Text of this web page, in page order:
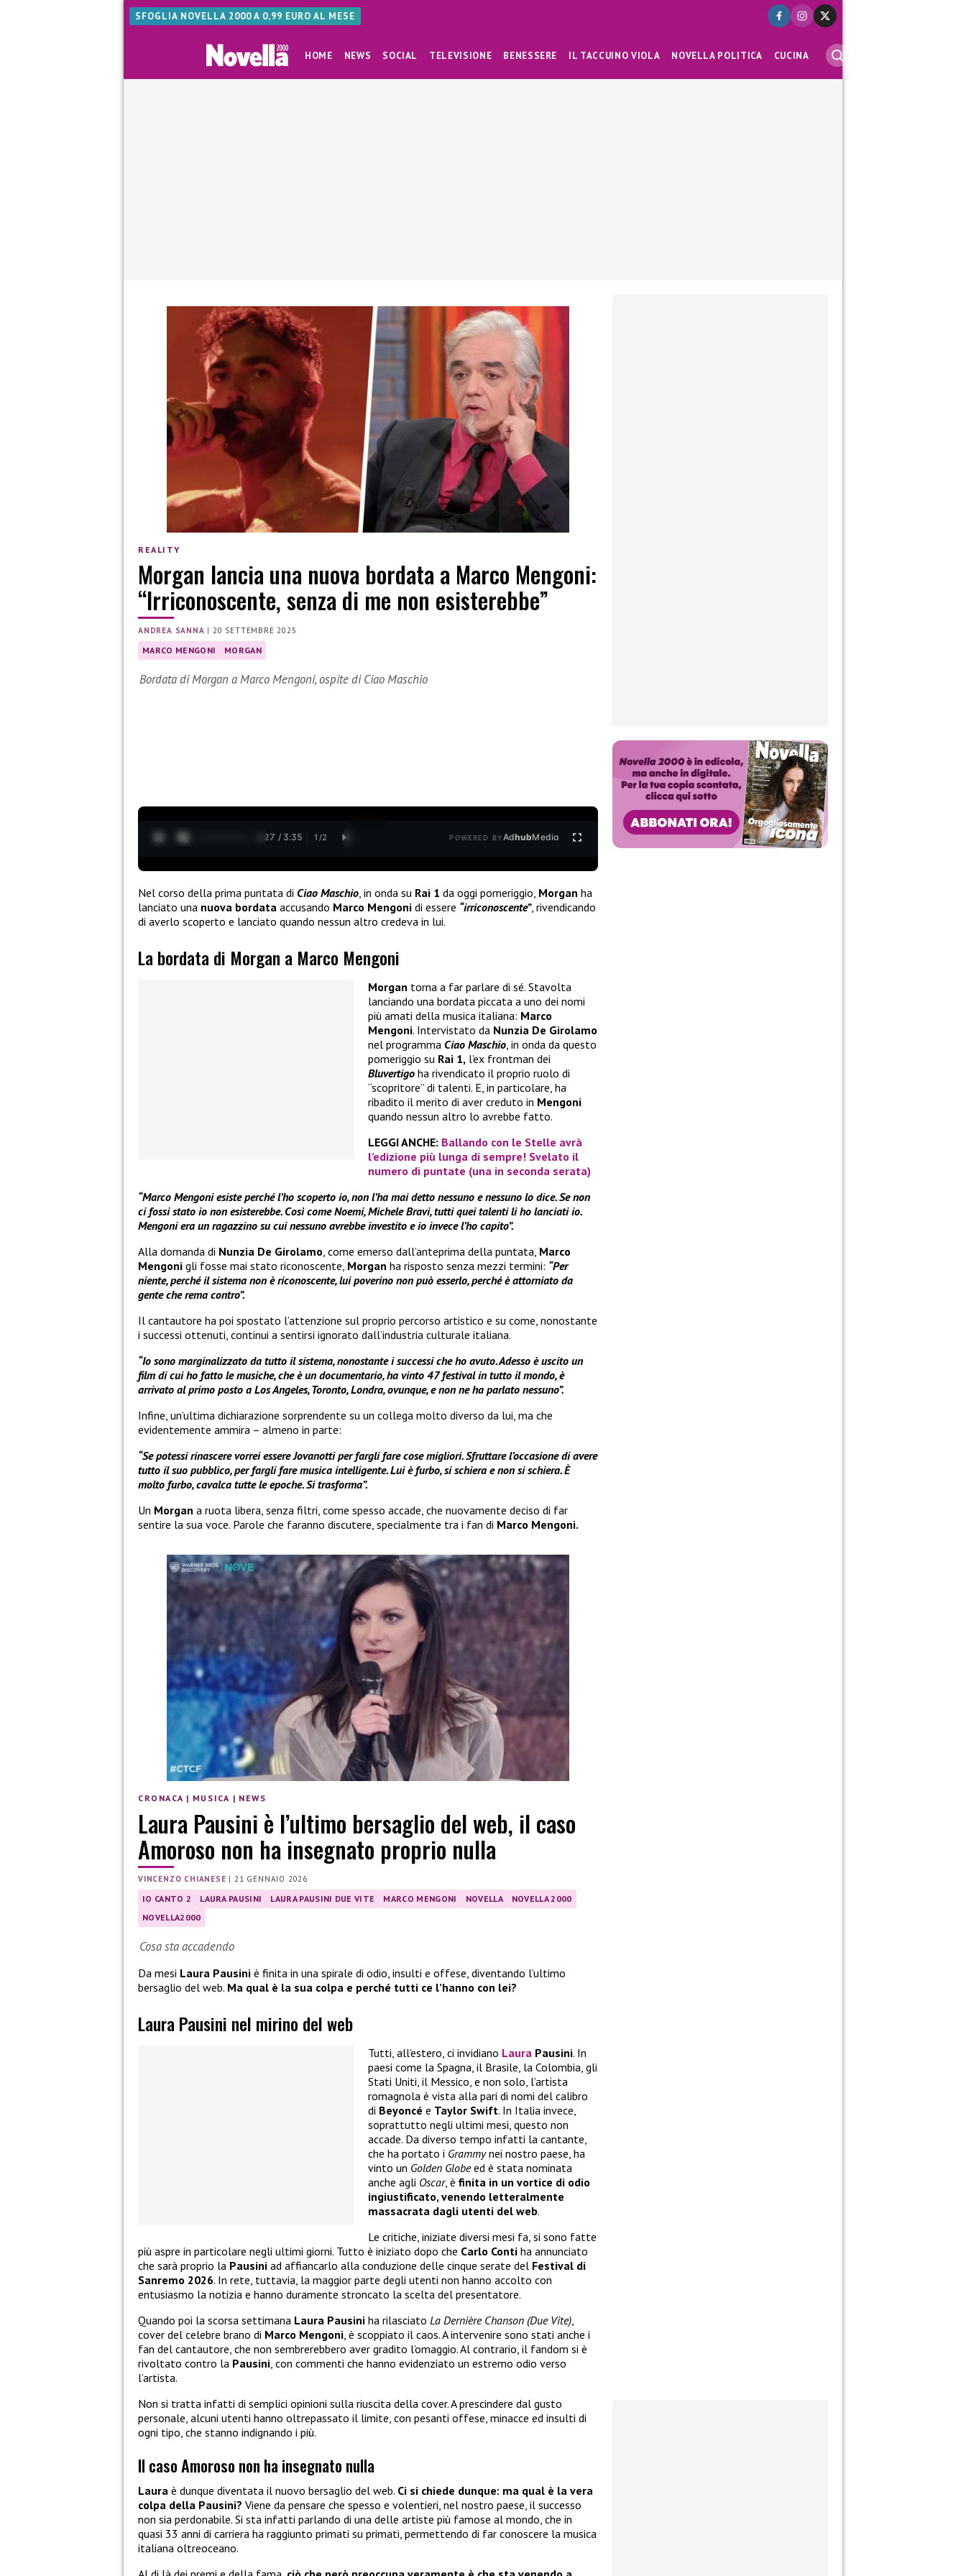
SFOGLIA NOVELLA 2000 A 0,99 EURO AL MESE
HOME NEWS SOCIAL TELEVISIONE BENESSERE IL TACCUINO VIOLA NOVELLA POLITICA CUCINA
REALITY
Morgan lancia una nuova bordata a Marco Mengoni:
“Irriconoscente, senza di me non esisterebbe”
ANDREA SANNA |20 SETTEMBRE 2025
MARCO MENGONI MORGAN
Bordata di Morgan a Marco Mengoni, ospite di Ciao Maschio
0:28 / 3:35 1 /2 POWERED BYAdhubMedia
Nel corso della prima puntata di Ciao Maschio , in onda su Rai 1 da oggi pomeriggio, Morgan ha
lanciato una nuova bordata accusando Marco Mengoni di essere “irriconoscente”, rivendicando
di averlo scoperto e lanciato quando nessun altro credeva in lui.
La bordata di Morgan a Marco Mengoni
Morgan torna a far parlare di sé. Stavolta
lanciando una bordata piccata a uno dei nomi
più amati della musica italiana: Marco
Mengoni. Intervistato da Nunzia De Girolamo
nel programma Ciao Maschio, in onda da questo
pomeriggio su Rai 1, l’ex frontman dei
Bluvertigo ha rivendicato il proprio ruolo di
“scopritore” di talenti. E, in particolare, ha
ribadito il merito di aver creduto in Mengoni
quando nessun altro lo avrebbe fatto.
LEGGI ANCHE: Ballando con le Stelle avrà
l’edizione più lunga di sempre! Svelato il
numero di puntate (una in seconda serata)
“Marco Mengoni esiste perché l’ho scoperto io, non l’ha mai detto nessuno e nessuno lo dice. Se non
ci fossi stato io non esisterebbe. Così come Noemi, Michele Bravi, tutti quei talenti li ho lanciati io.
Mengoni era un ragazzino su cui nessuno avrebbe investito e io invece l’ho capito”.
Alla domanda di Nunzia De Girolamo, come emerso dall’anteprima della puntata, Marco
Mengoni gli fosse mai stato riconoscente, Morgan ha risposto senza mezzi termini: “Per
niente, perché il sistema non è riconoscente, lui poverino non può esserlo, perché è attorniato da
gente che rema contro”.
Il cantautore ha poi spostato l’attenzione sul proprio percorso artistico e su come, nonostante
i successi ottenuti, continui a sentirsi ignorato dall’industria culturale italiana.
“Io sono marginalizzato da tutto il sistema, nonostante i successi che ho avuto. Adesso è uscito un
film di cui ho fatto le musiche, che è un documentario, ha vinto 47 festival in tutto il mondo, è
arrivato al primo posto a Los Angeles, Toronto, Londra, ovunque, e non ne ha parlato nessuno”.
Infine, un’ultima dichiarazione sorprendente su un collega molto diverso da lui, ma che
evidentemente ammira – almeno in parte:
“Se potessi rinascere vorrei essere Jovanotti per fargli fare cose migliori. Sfruttare l’occasione di avere
tutto il suo pubblico, per fargli fare musica intelligente. Lui è furbo, si schiera e non si schiera. È
molto furbo, cavalca tutte le epoche. Si trasforma”.
Un Morgan a ruota libera, senza filtri, come spesso accade, che nuovamente deciso di far
sentire la sua voce. Parole che faranno discutere, specialmente tra i fan di Marco Mengoni.
CRONACA | MUSICA | NEWS
Laura Pausini è l’ultimo bersaglio del web, il caso
Amoroso non ha insegnato proprio nulla
VINCENZO CHIANESE |21 GENNAIO 2026
IO CANTO 2 LAURA PAUSINI LAURA PAUSINI DUE VITE MARCO MENGONI NOVELLA
NOVELLA 2000
NOVELLA2000
Cosa sta accadendo
Da mesi Laura Pausini è finita in una spirale di odio, insulti e offese, diventando l’ultimo
bersaglio del web. Ma qual è la sua colpa e perché tutti ce l’hanno con lei?
Laura Pausini nel mirino del web
Tutti, all’estero, ci invidiano Laura Pausini. In
paesi come la Spagna, il Brasile, la Colombia, gli
Stati Uniti, il Messico, e non solo, l’artista
romagnola è vista alla pari di nomi del calibro
di Beyoncé e Taylor Swift. In Italia invece,
soprattutto negli ultimi mesi, questo non
accade. Da diverso tempo infatti la cantante,
che ha portato i Grammynei nostro paese, ha
vinto un Golden Globeed è stata nominata
anche agli Oscar, è finita in un vortice di odio
ingiustificato, venendo letteralmente
massacrata dagli utenti del web.
Le critiche, iniziate diversi mesi fa, si sono fatte
più aspre in particolare negli ultimi giorni. Tutto è iniziato dopo che Carlo Conti ha annunciato
che sarà proprio la Pausini ad affiancarlo alla conduzione delle cinque serate del Festival di
Sanremo 2026. In rete, tuttavia, la maggior parte degli utenti non hanno accolto con
entusiasmo la notizia e hanno duramente stroncato la scelta del presentatore.
Quando poi la scorsa settimana Laura Pausini ha rilasciato La Dernière Chanson (Due Vite),
cover del celebre brano di Marco Mengoni, è scoppiato il caos. A intervenire sono stati anche i
fan del cantautore, che non sembrerebbero aver gradito l’omaggio. Al contrario, il fandom si è
rivoltato contro la Pausini, con commenti che hanno evidenziato un estremo odio verso
l’artista.
Non si tratta infatti di semplici opinioni sulla riuscita della cover. A prescindere dal gusto
personale, alcuni utenti hanno oltrepassato il limite, con pesanti offese, minacce ed insulti di
ogni tipo, che stanno indignando i più.
Il caso Amoroso non ha insegnato nulla
Laura è dunque diventata il nuovo bersaglio del web. Ci si chiede dunque: ma qual è la vera
colpa della Pausini? Viene da pensare che spesso e volentieri, nel nostro paese, il successo
non sia perdonabile. Si sta infatti parlando di una delle artiste più famose al mondo, che in
quasi 33 anni di carriera ha raggiunto primati su primati, permettendo di far conoscere la musica
italiana oltreoceano.